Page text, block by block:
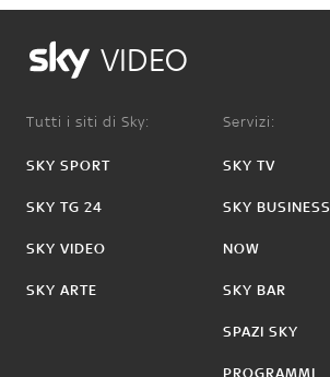
VIDEO
Tutti i siti di Sky:
SKY SPORT
SKY TG 24
SKY VIDEO
SKY ARTE
Servizi:
SKY TV
SKY BUSINESS
NOW
SKY BAR
SPAZI SKY
PROGRAMMI